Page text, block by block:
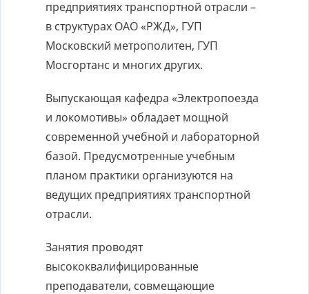
предприятиях транспортной отрасли –
в структурах ОАО «РЖД», ГУП
Московский метрополитен, ГУП
Мосгортанс и многих других.
Выпускающая кафедра «Электропоезда
и локомотивы» обладает мощной
современной учебной и лабораторной
базой. Предусмотренные учебным
планом практики организуются на
ведущих предприятиях транспортной
отрасли.
Занятия проводят
высококвалифицированные
преподаватели, совмещающие